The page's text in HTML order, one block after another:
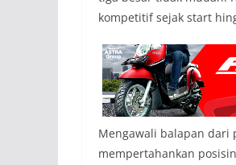
kompetitif sejak start
Mengawali balapan dari
mempertahankan